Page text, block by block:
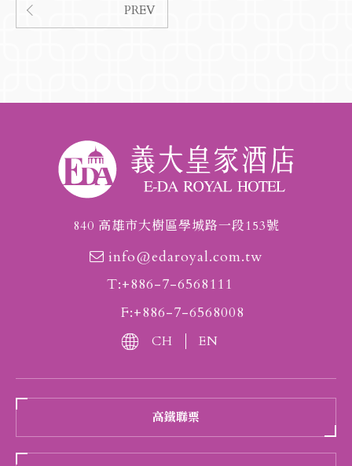
PREV
840 高雄市大樹區學城路一段153號
info@edaroyal.com.tw
T:+886-7-6568111
F:+886-7-6568008
CH EN
高鐵聯票